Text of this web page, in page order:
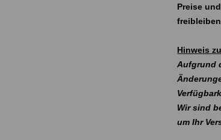
Preise
Hinweis
Aufgrund
Wir sind
um Ihr